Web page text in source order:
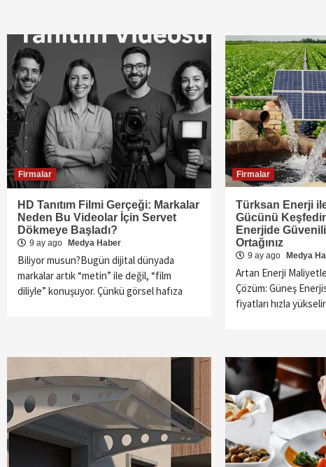
Firmalar
HD Tanıtım Filmi Gerçeği: Markalar
Neden Bu Videolar İçin Servet
Dökmeye Başladı?
9 ay ago Medya Haber
Biliyor musun?Bugün dijital dünyada
markalar artık “metin” ile değil, “film
diliyle” konuşuyor. Çünkü görsel hafıza
Firmalar
Türksan Enerji
Gücünü
Enerjide
Ortağınız
9 ay ago Medya
Artan Enerji
Çözüm: Güneş
fiyatları hızla